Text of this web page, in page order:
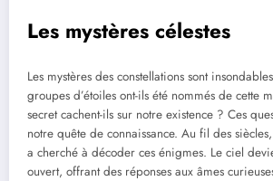
Les mystères célestes
Les mystères des constellations sont
groupes d’étoiles ont-ils été nommés de cette
secret cachent-ils sur notre existence ? Ces
notre quête de connaissance. Au fil des
a cherché à décoder ces énigmes. Le ciel
ouvert, offrant des réponses aux âmes